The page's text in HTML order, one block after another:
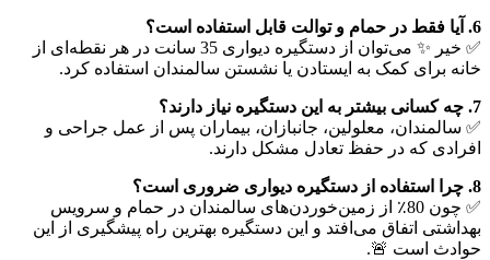
6. آیا فقط در حمام و توالت قابل استفاده است؟
✅ خیر ✨ می‌توان از دستگیره دیواری 35 سانت در هر نقطه‌ای از
خانه برای کمک به ایستادن یا نشستن سالمندان استفاده کرد.
7. چه کسانی بیشتر به این دستگیره نیاز دارند؟
✅ سالمندان، معلولین، جانبازان، بیماران پس از عمل جراحی و
افرادی که در حفظ تعادل مشکل دارند.
8. چرا استفاده از دستگیره دیواری ضروری است؟
✅ چون 80٪ از زمین‌خوردن‌های سالمندان در حمام و سرویس
بهداشتی اتفاق می‌افتد و این دستگیره بهترین راه پیشگیری از این
حوادث است 🚨.